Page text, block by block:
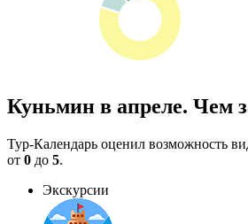
Куньмин в апреле. Чем
Тур-Календарь оценил возможность
от 0 до 5.
Экскурсии